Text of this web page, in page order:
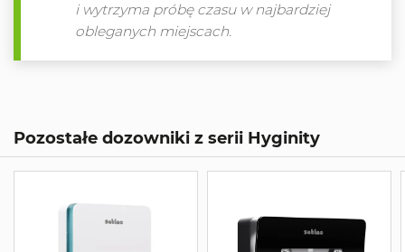
i wytrzyma próbę czasu w najbardziej
obleganych miejscach.
Pozostałe dozowniki z serii Hyginity